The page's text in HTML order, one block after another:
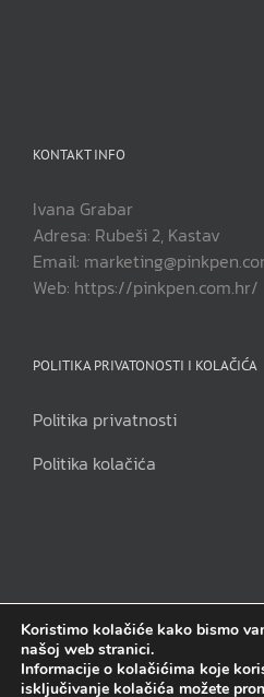
KONTAKT INFO
Ivana Grabar
Adresa: Rubeši 2, Kastav
Email:
Web: https://pinkpen.com.hr/
POLITIKA PRIVATONOSTI I KOLAČIĆA
Politika privatnosti
Politika kolačića
Pink Pen j.d.o.o | Sva prava
Koristimo kolačiće kako bismo
našoj web stranici.
Informacije o kolačićima koje
isključivanje kolačića možete